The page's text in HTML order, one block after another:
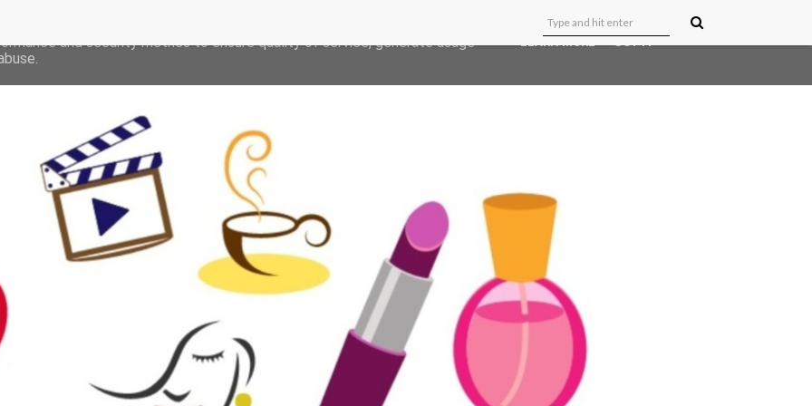
its services and to analyze traffic. Your IP address and user-agent
and security metrics to ensure quality of service, generate usage
LEARN MORE GOT IT